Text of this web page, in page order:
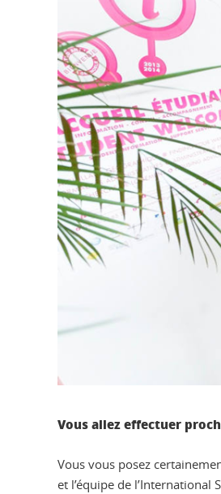
Vous allez effectuer
Vous vous posez
et l’équipe de l’International